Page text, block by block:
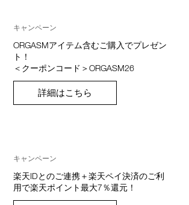
キャンペーン
ORGASMアイテム含むご購入でプレゼン
ト！
＜クーポンコード＞ORGASM26
詳細はこちら
キャンペーン
楽天IDとのご連携＋楽天ペイ決済のご利
用で楽天ポイント最大7％還元！